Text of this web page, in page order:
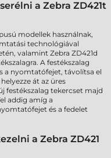
a Zebra ZD421t
modellek használnak,
technológiával
valamint Zebra ZD421d
A festékszalag
a nyomtatófejet, távolítsa el
át az üres
festékszalag tekercset majd
addig amíg a
és a fedelet
a Zebra ZD421